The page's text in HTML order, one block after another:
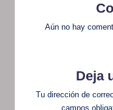
Aún no hay
Deja
Tu dirección de
campos